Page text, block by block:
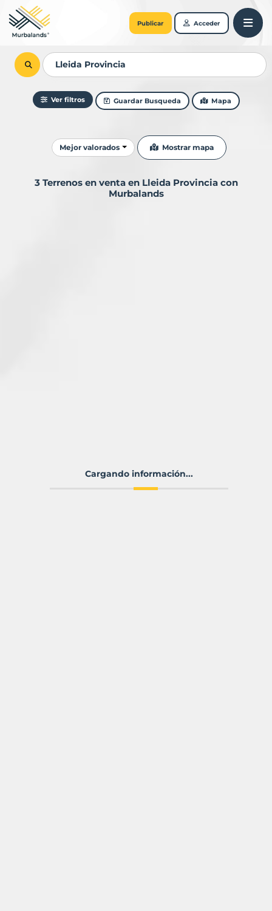
Publicar Acceder
Ver filtros Guardar Busqueda Mapa
Ordenar resultados
Mejor valorados Mostrar mapa
3 Terrenos en venta en Lleida Provincia con
Murbalands
Cargando información...